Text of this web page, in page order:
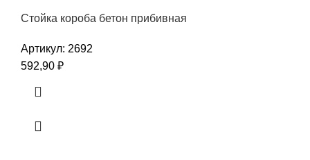
Стойка короба бетон прибивная
Артикул: 2692
592,90 ₽